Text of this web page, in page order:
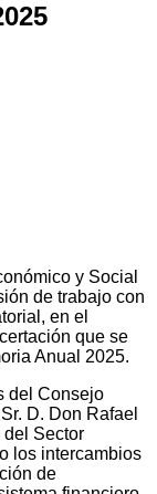
y Social
de trabajo con
en el
que se
Anual 2025.
del Consejo
D. Don Rafael
Sector
los intercambios
de